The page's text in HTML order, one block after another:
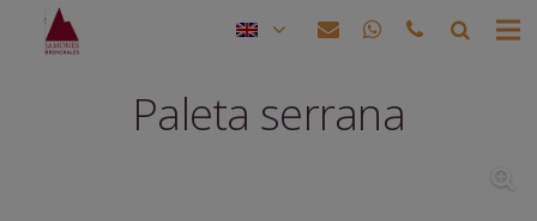
Paleta serrana